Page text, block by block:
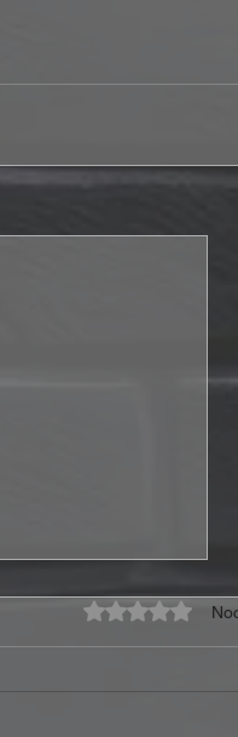
Mit 0 von 5